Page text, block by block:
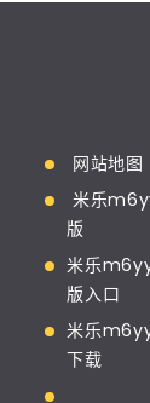
网站地图
米乐
版
米乐
版入口
米乐
下载